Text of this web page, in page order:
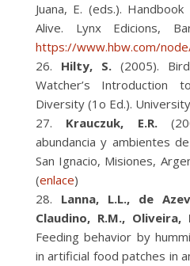
Juana, E. (eds.).
Alive. Lynx Edicions,
https://www.hbw.com/
Hilty, S. (2005).
Watcher’s Introduction
Diversity (1o Ed.).
Krauczuk, E.R.
abundancia y ambientes
San Ignacio, Misiones,
(enlace)
Lanna, L.L., de
Claudino, R.M.,
Feeding behavior by
in artificial food patches in